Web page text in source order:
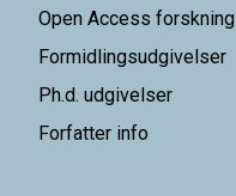
Open Access forskning
Formidlingsudgivelser
Ph.d. udgivelser
Forfatter info